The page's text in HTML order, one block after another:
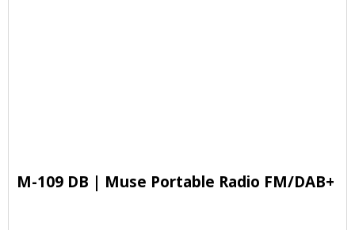
M-109 DB | Muse Portable Radio FM/DAB+